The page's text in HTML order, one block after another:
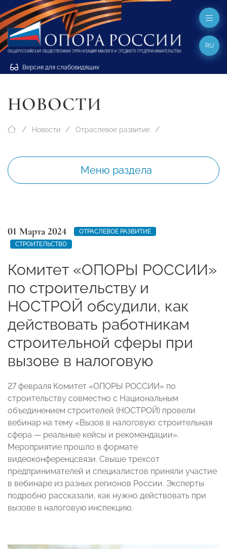
Версия для слабовидящих
RU
НОВОСТИ
Новости Отраслевое развитие
Меню раздела
01 Марта 2024
ОТРАСЛЕВОЕ РАЗВИТИЕ
СТРОИТЕЛЬСТВО
Комитет «ОПОРЫ РОССИИ»
по строительству и
НОСТРОЙ обсудили, как
действовать работникам
строительной сферы при
вызове в налоговую
27 февраля Комитет «ОПОРЫ РОССИИ» по
строительству совместно с Национальным
объединением строителей (НОСТРОЙ) провели
вебинар на тему «Вызов в налоговую: строительная
сфера — реальные кейсы и рекомендации».
Мероприятие прошло в формате
видеоконференцсвязи. Свыше трехсот
предпринимателей и специалистов приняли участие
в вебинаре из разных регионов России. Эксперты
подробно рассказали, как нужно действовать при
вызове в налоговую инспекцию.